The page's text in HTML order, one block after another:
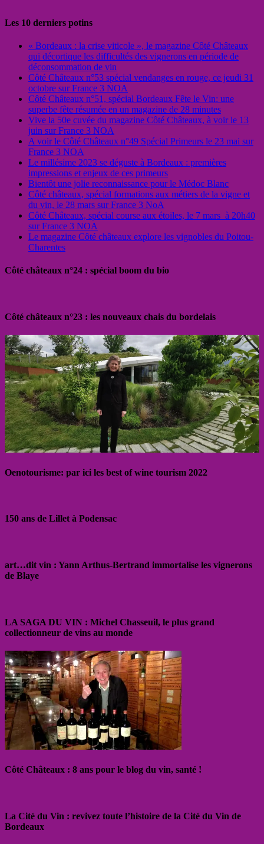
Les 10 derniers potins
« Bordeaux : la crise viticole », le magazine Côté Châteaux
qui décortique les difficultés des vignerons en période de
déconsommation de vin
Côté Châteaux n°53 spécial vendanges en rouge, ce jeudi 31
octobre sur France 3 NOA
Côté Châteaux n°51, spécial Bordeaux Fête le Vin: une
superbe fête résumée en un magazine de 28 minutes
Vive la 50e cuvée du magazine Côté Châteaux, à voir le 13
juin sur France 3 NOA
A voir le Côté Châteaux n°49 Spécial Primeurs le 23 mai sur
France 3 NOA
Le millésime 2023 se déguste à Bordeaux : premières
impressions et enjeux de ces primeurs
Bientôt une jolie reconnaissance pour le Médoc Blanc
Côté châteaux, spécial formations aux métiers de la vigne et
du vin, le 28 mars sur France 3 NoA
Côté Châteaux, spécial course aux étoiles, le 7 mars à 20h40
sur France 3 NOA
Le magazine Côté châteaux explore les vignobles du Poitou-
Charentes
Côté châteaux n°24 : spécial boom du bio
Côté châteaux n°23 : les nouveaux chais du bordelais
Oenotourisme: par ici les best of wine tourism 2022
150 ans de Lillet à Podensac
art…dit vin : Yann Arthus-Bertrand immortalise les vignerons
de Blaye
LA SAGA DU VIN : Michel Chasseuil, le plus grand
collectionneur de vins au monde
Côté Châteaux : 8 ans pour le blog du vin, santé !
La Cité du Vin : revivez toute l’histoire de la Cité du Vin de
Bordeaux